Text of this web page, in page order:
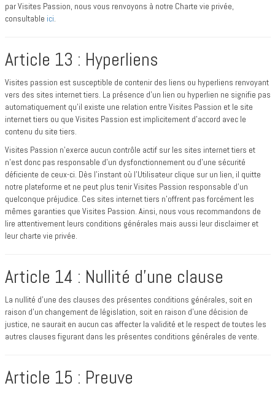
par Visites Passion, nous vous renvoyons à notre Charte vie privée,
consultable ici.
Article 13 : Hyperliens
Visites passion est susceptible de contenir des liens ou hyperliens renvoyant
vers des sites internet tiers. La présence d’un lien ou hyperlien ne signifie pas
automatiquement qu'il existe une relation entre Visites Passion et le site
internet tiers ou que Visites Passion est implicitement d'accord avec le
contenu du site tiers.
Visites Passion n’exerce aucun contrôle actif sur les sites internet tiers et
n’est donc pas responsable d’un dysfonctionnement ou d’une sécurité
déficiente de ceux-ci. Dès l’instant où l’Utilisateur clique sur un lien, il quitte
notre plateforme et ne peut plus tenir Visites Passion responsable d’un
quelconque préjudice. Ces sites internet tiers n’offrent pas forcément les
mêmes garanties que Visites Passion. Ainsi, nous vous recommandons de
lire attentivement leurs conditions générales mais aussi leur disclaimer et
leur charte vie privée.
Article 14 : Nullité d’une clause
La nullité d’une des clauses des présentes conditions générales, soit en
raison d’un changement de législation, soit en raison d’une décision de
justice, ne saurait en aucun cas affecter la validité et le respect de toutes les
autres clauses figurant dans les présentes conditions générales de vente.
Article 15 : Preuve